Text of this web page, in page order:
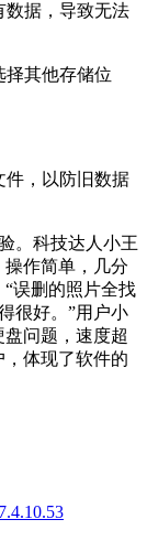
数据，导致无法
择其他存储位
件，以防旧数据
。科技达人小王
作简单，几分
误删的照片全找
很好。”用户小
问题，速度超
体现了软件的